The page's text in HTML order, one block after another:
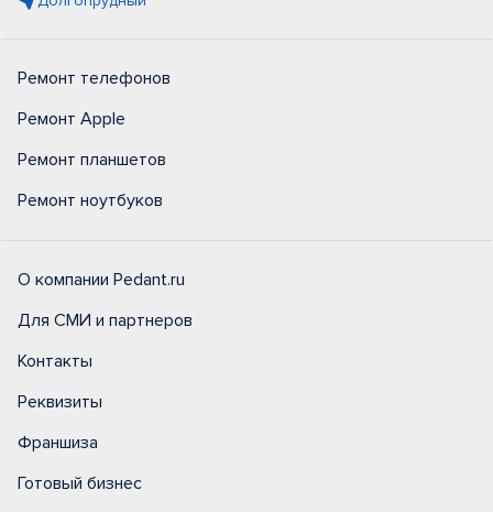
Ремонт телефонов
Ремонт Apple
Ремонт планшетов
Ремонт ноутбуков
О компании Pedant.ru
Для СМИ и партнеров
Контакты
Реквизиты
Франшиза
Готовый бизнес